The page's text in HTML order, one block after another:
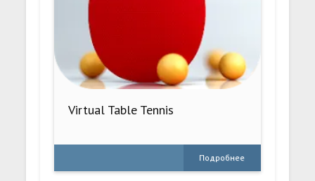
Virtual Table Tennis
Подробнее